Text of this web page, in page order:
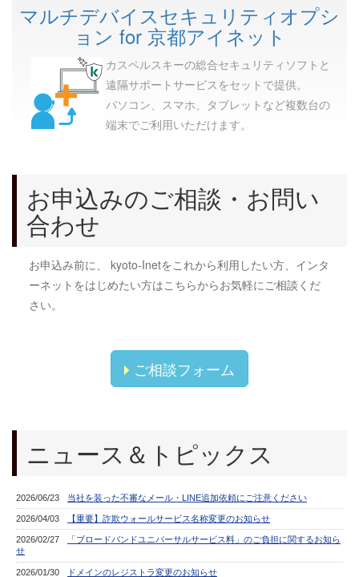
マルチデバイスセキュリティオプシ
ョン for 京都アイネット
カスペルスキーの総合セキュリティソフトと
遠隔サポートサービスをセットで提供。
パソコン、スマホ、タブレットなど複数台の
端末でご利用いただけます。
お申込みのご相談・お問い
合わせ
お申込み前に、 kyoto-Inetをこれから利用したい方、インタ
ーネットをはじめたい方はこちらからお気軽にご相談くだ
さい。
ご相談フォーム
ニュース＆トピックス